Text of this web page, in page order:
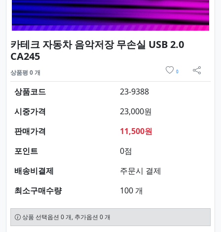
카테크 자동차 음악저장 무손실 USB 2.0
CA245요약정보 및 구매
상품평 0 개 0
sns 공
상품코드
23-9388
시중가격
23,000원
판매가격
11,500원
포인트
0점
배송비결제
주문시 결제
최소구매수량
100 개
상품 선택옵션 0 개, 추가옵션 0 개